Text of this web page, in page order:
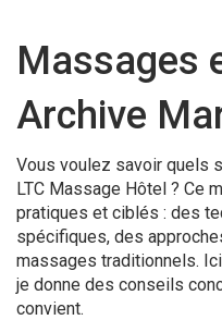
Massages
Archive
Vous voulez savoir quels
LTC Massage Hôtel ? Ce
pratiques et ciblés : des
spécifiques, des
massages traditionnels.
je donne des conseils
convient.